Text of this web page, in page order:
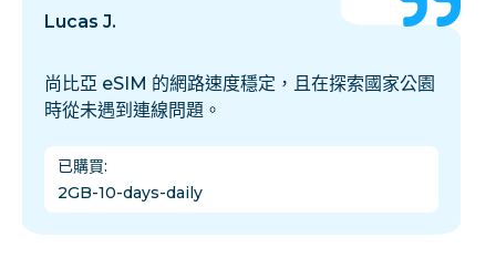
Lucas J.
尚比亞 eSIM 的網路速度穩定，且在探索國家公園
時從未遇到連線問題。
已購買:
2GB-10-days-daily